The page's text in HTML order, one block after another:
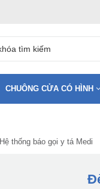
CHUÔNG CỬA CÓ HÌNH
Hệ thống báo gọi y tá Medi